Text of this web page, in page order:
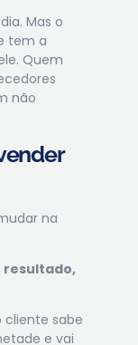
Mas o
tem a
Quem
não
na
resultado,
cliente sabe
e vai